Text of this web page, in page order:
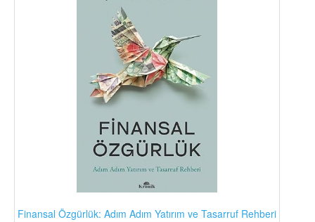
Finansal Özgürlük: Adım Adım Yatırım ve Tasarruf Rehberi